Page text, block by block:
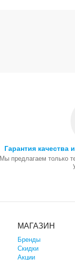
Гарантия качества
Мы предлагаем только
МАГАЗИН
Бренды
Скидки
Акции